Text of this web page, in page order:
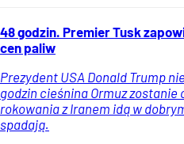
48 godzin. Premier Tusk
cen paliw
Prezydent USA Donald Trump
godzin cieśnina Ormuz
rokowania z Iranem idą w
spadają.